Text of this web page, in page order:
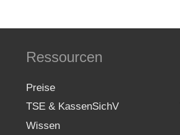
Ressourcen
Preise
TSE & KassenSichV
Wissen